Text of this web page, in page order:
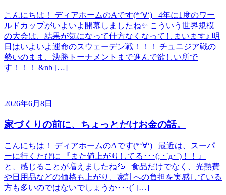
こんにちは！ ディアホームのAです(*‘∀‘) 4年に1度のワー
ルドカップがいよいよ開幕しましたね✨ こういう世界規模
の大会は、結果が気になって仕方なくなってしまいます♪ 明
日はいよいよ運命のスウェーデン戦！！！ チュニジア戦の
勢いのまま、決勝トーナメントまで進んで欲しい所で
す！！！ &nb […]
2026年6月8日
家づくりの前に、ちょっとだけお金の話。
こんにちは！ ディアホームのAです(*‘∀‘) 最近は、スーパ
ーに行くたびに 『また値上がりしてる･･･(; ･`д･´)！！』
と、感じることが増えましたね💦 食品だけでなく、光熱費
や日用品などの価格も上がり、家計への負担を実感している
方も多いのではないでしょうか･･･(´ […]